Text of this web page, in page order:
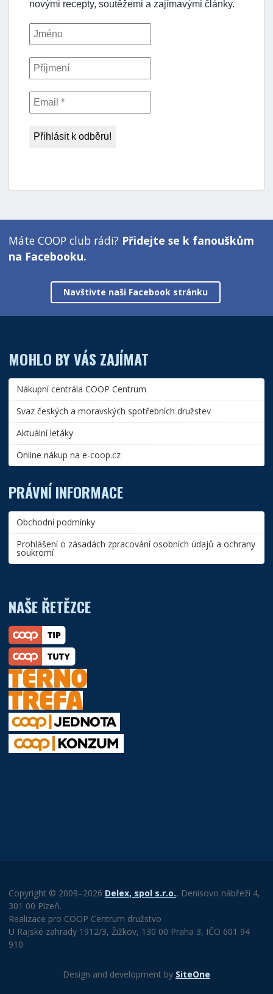
Máte COOP club rádi? Přidejte se k fanouškům
na Facebooku.
Navštivte naši Facebook stránku
MOHLO BY VÁS ZAJÍMAT
Nákupní centrála COOP Centrum
Svaz českých a moravských spotřebních družstev
Aktuální letáky
Online nákup na e-coop.cz
PRÁVNÍ INFORMACE
Obchodní podmínky
Prohlášení o zásadách zpracování osobních údajů a ochrany
soukromí
NAŠE ŘETĚZCE
Copyright © 2009–2026 Delex, spol s.r.o., Denisovo nábřeží 4,
301 00 Plzeň.
Realizace pro COOP Centrum družstvo
U Rajské zahrady 1912/3, Žižkov, 130 00 Praha 3, IČO 601 94
910
Design and development by SiteOne